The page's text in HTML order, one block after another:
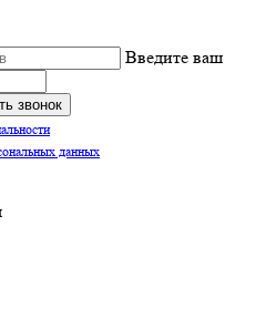
Введите ваш
звонок
данных